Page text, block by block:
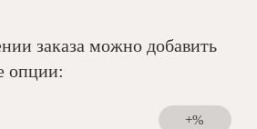
заказа можно добавить
опции:
+%